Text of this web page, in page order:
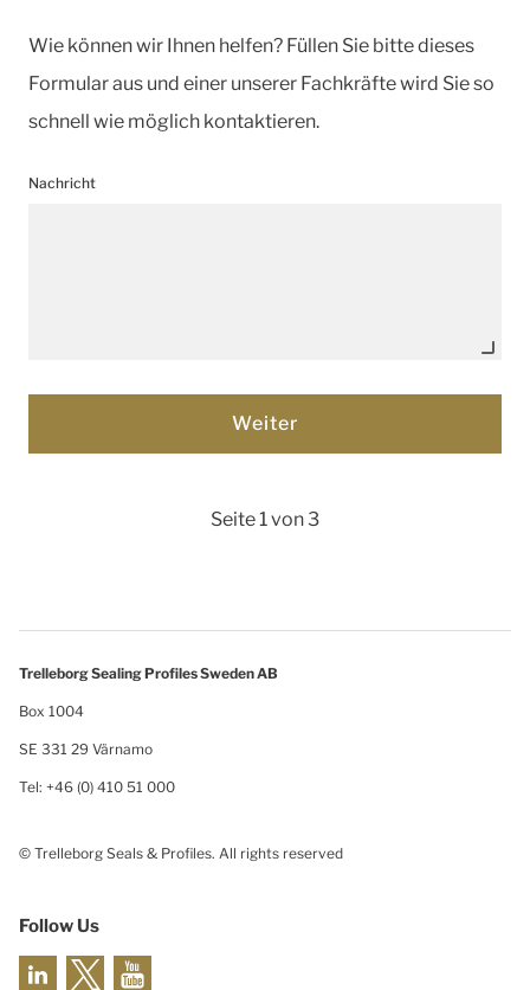
Wie können wir Ihnen helfen? Füllen Sie bitte dieses
Formular aus und einer unserer Fachkräfte wird Sie so
schnell wie möglich kontaktieren.
Nachricht
Seite 1 von 3
Trelleborg Sealing Profiles Sweden AB
Box 1004
SE 331 29 Värnamo
Tel: +46 (0) 410 51 000
© Trelleborg Seals & Profiles. All rights reserved
Follow Us